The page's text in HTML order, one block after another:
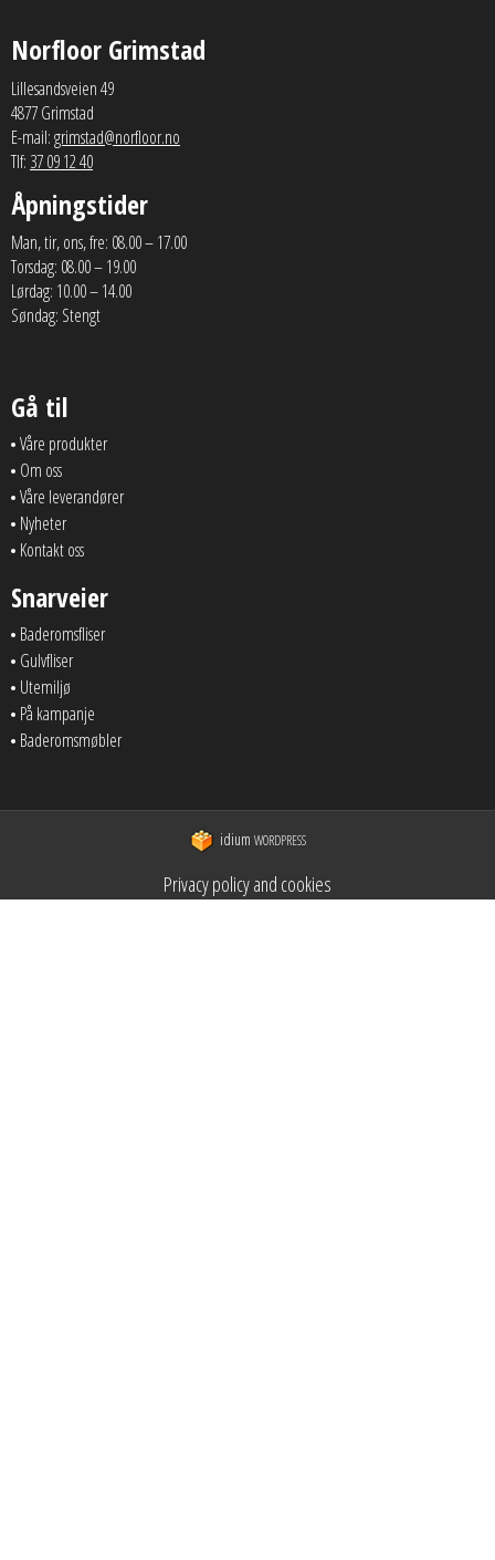
Norfloor Grimstad
Lillesandsveien 49
4877 Grimstad
E-mail:grimstad@norfloor.no
Tlf: 37 09 12 40
Åpningstider
Man, tir, ons, fre: 08.00 – 17.00
Torsdag: 08.00 – 19.00
Lørdag: 10.00 – 14.00
Søndag: Stengt
Gå til
Våre produkter
Om oss
Våre leverandører
Nyheter
Kontakt oss
Snarveier
Baderomsfliser
Gulvfliser
Utemiljø
På kampanje
Baderomsmøbler
idium WORDPRESS
Privacy policy and cookies